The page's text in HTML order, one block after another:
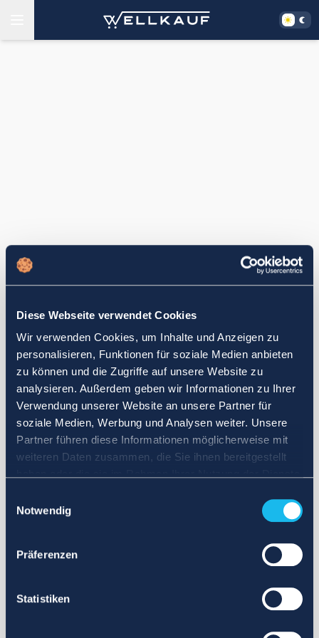
Diese Webseite verwendet Cookies
Wir verwenden Cookies, um Inhalte und Anzeigen zu
personalisieren, Funktionen für soziale Medien anbieten
zu können und die Zugriffe auf unsere Website zu
analysieren. Außerdem geben wir Informationen zu Ihrer
Verwendung unserer Website an unsere Partner für
soziale Medien, Werbung und Analysen weiter. Unsere
Partner führen diese Informationen möglicherweise mit
weiteren Daten zusammen, die Sie ihnen bereitgestellt
Notwendig
Präferenzen
Statistiken